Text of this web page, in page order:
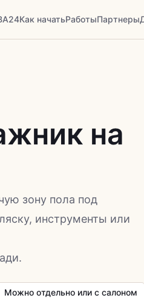
Как начатьРаботыПартнеры
на
зону пола под
инструменты или
Можно отдельно или с салоном